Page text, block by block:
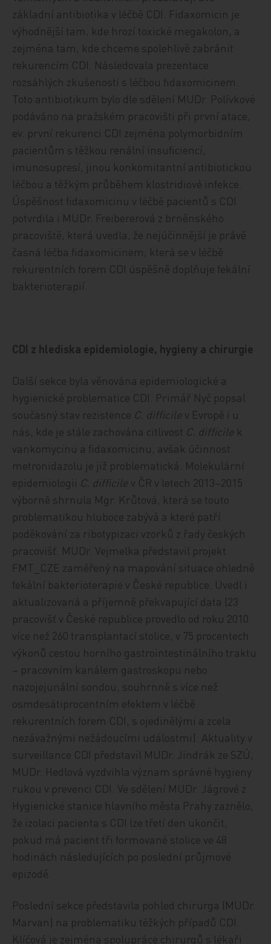
základní antibiotika v léčbě CDI. Fidaxomicin je
výhodnější tam, kde hrozí toxické megakolon, a
zejména tam, kde chceme spolehlivě zabránit
rekurencím CDI. Následovala prezentace
rozsáhlých zkušeností s léčbou fidaxomicinem.
Toto antibiotikum bylo dle sdělení MUDr. Polívkové
podáváno na pražském pracovišti při první atace,
ev. první rekurenci CDI zejména polymorbidním
pacientům s těžkou renální insuficiencí,
imunosupresí, jinou konkomitantní antibiotickou
léčbou a těžkým průběhem klostridiové infekce.
Úspěšnost fidaxomicinu v léčbě pacientů s CDI
potvrdila i MUDr. Freibererová z brněnského
pracoviště, která uvedla, že nejúčinnější je právě
časná léčba fidaxomicinem, která se v léčbě
rekurentních forem CDI úspěšně doplňuje fekální
bakterioterapií.
CDI z hlediska epidemiologie, hygieny a chirurgie
Další sekce byla věnována epidemiologické a
hygienické problematice CDI. Primář Nyč popsal
současný stav rezistence C. difficile v Evropě i u
nás, kde je stále zachována citlivost C. difficile k
vankomycinu a fidaxomicinu, avšak účinnost
metronidazolu je již problematická. Molekulární
epidemiologii C. difficile v ČR v letech 2013–2015
výborně shrnula Mgr. Krůtová, která se touto
problematikou hluboce zabývá a které patří
poděkování za ribotypizaci vzorků z řady českých
pracovišť. MUDr. Vejmelka představil projekt
FMT_CZE zaměřený na mapování situace ohledně
fekální bakterioterapie v České republice. Uvedl i
aktualizovaná a příjemně překvapující data (23
pracovišť v České republice provedlo od roku 2010
více než 260 transplantací stolice, v 75 procentech
výkonů cestou horního gastrointestinálního traktu
– pracovním kanálem gastroskopu nebo
nazojejunální sondou, souhrnně s více než
osmdesátiprocentním efektem v léčbě
rekurentních forem CDI, s ojedinělými a zcela
nezávažnými nežádoucími událostmi). Aktuality v
surveillance CDI představil MUDr. Jindrák ze SZÚ,
MUDr. Hedlová vyzdvihla význam správné hygieny
rukou v prevenci CDI. Ve sdělení MUDr. Jágrové z
Hygienické stanice hlavního města Prahy zaznělo,
že izolaci pacienta s CDI lze třetí den ukončit,
pokud má pacient tři formované stolice ve 48
hodinách následujících po poslední průjmové
epizodě.
Poslední sekce představila pohled chirurga (MUDr.
Marvan) na problematiku těžkých případů CDI.
Klíčová je zejména spolupráce chirurgů s lékaři